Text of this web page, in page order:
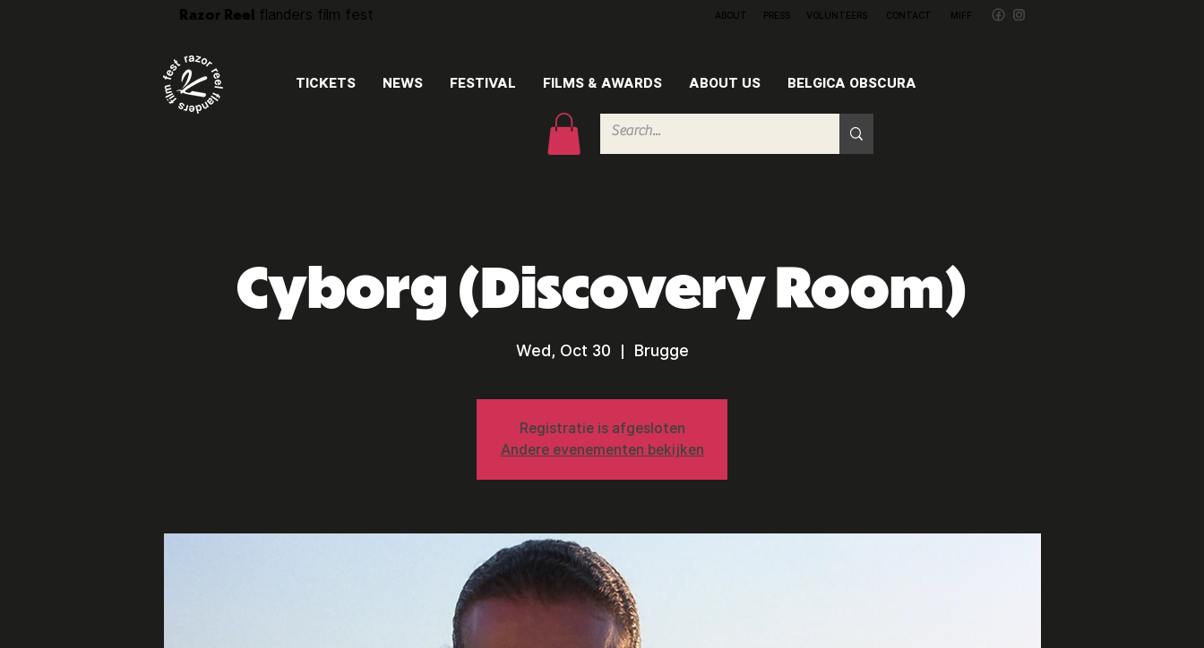
ABOUT PRESS VOLUNTEERS CONTACT MIFF
flanders film fest
Razor Reel
TICKETS NEWS FESTIVAL FILMS & AWARDS ABOUT US BELGICA OBSCURA
Cyborg (Discovery Room)
Wed, Oct 30
  |
Brugge
Registratie is afgesloten
Andere evenementen bekijken